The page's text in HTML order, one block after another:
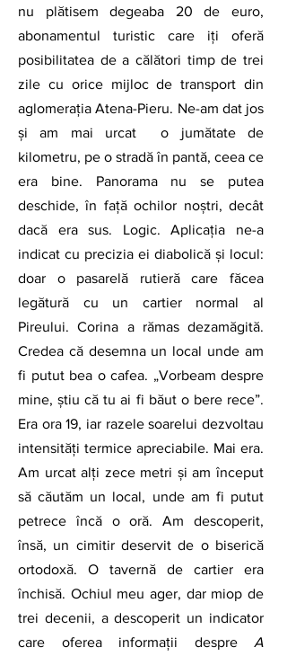
nu plătisem degeaba 20 de euro,
abonamentul turistic care iți oferă
posibilitatea de a călători timp de trei
zile cu orice mijloc de transport din
aglomerația Atena-Pieru. Ne-am dat jos
și am mai urcat  o jumătate de
kilometru, pe o stradă în pantă, ceea ce
era bine. Panorama nu se putea
deschide, în față ochilor noștri, decât
dacă era sus. Logic. Aplicația ne-a
indicat cu precizia ei diabolică și locul:
doar o pasarelă rutieră care făcea
legătură cu un cartier normal al
Pireului. Corina a rămas dezamăgită.
Credea că desemna un local unde am
fi putut bea o cafea. „Vorbeam despre
mine, știu că tu ai fi băut o bere rece”.
Era ora 19, iar razele soarelui dezvoltau
intensități termice apreciabile. Mai era.
Am urcat alți zece metri și am început
să căutăm un local, unde am fi putut
petrece încă o oră. Am descoperit,
însă, un cimitir deservit de o biserică
ortodoxă. O tavernă de cartier era
închisă. Ochiul meu ager, dar miop de
trei decenii, a descoperit un indicator
care oferea informații despre A